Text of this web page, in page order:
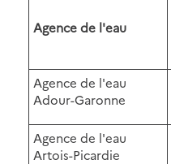
Agence de l'eau
Agence de l'eau
Adour-Garonne
Agence de l'eau
Artois-Picardie